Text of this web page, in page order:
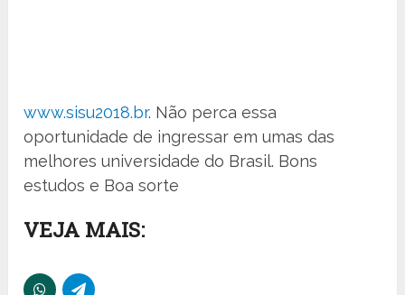
www.sisu2018.br. Não perca essa
oportunidade de ingressar em umas das
melhores universidade do Brasil. Bons
estudos e Boa sorte
VEJA MAIS: